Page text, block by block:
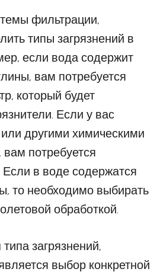
фильтрации,
типы загрязнений в
если вода содержит
вам потребуется
который будет
Если у вас
другими химическими
потребуется
в воде содержатся
то необходимо выбирать
обработкой.
загрязнений,
выбор конкретной